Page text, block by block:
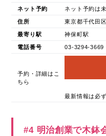
ネット予約 ネット予約は
住所 東京都千代田
最寄り駅 神保町駅
電話番号 03-3294-3669
予約・詳細はこ
ちら
最新情報は必
#4 明治創業で木鉢